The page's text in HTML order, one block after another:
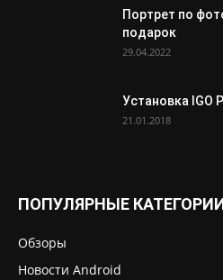
Портрет по
подарок
29.04.2022
Установка IGO
21.01.2018
ПОПУЛЯРНЫЕ
Обзоры
Новости Android